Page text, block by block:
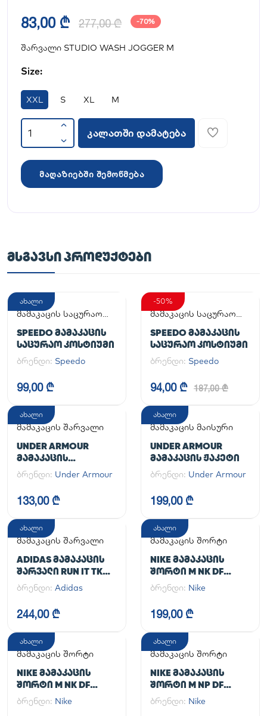
83,00 ₾ 277,00 ₾ -70%
შარვალი STUDIO WASH JOGGER M
Size:
XXL S XL M
კალათში დამატება
მაღაზიებში შემოწმება
ᲛᲡᲒᲐᲕᲡᲘ ᲞᲠᲝᲓᲣᲥᲢᲔᲑᲘ
ახალი
მამაკაცის საცურაო
SPEEDO ᲛᲐᲛᲐᲙᲐᲪᲘᲡ
ᲡᲐᲪᲣᲠᲐᲝ ᲙᲝᲡᲢᲘᲣᲛᲘ
ბრენდი: Speedo
99,00 ₾
-50%
მამაკაცის საცურაო
SPEEDO ᲛᲐᲛᲐᲙᲐᲪᲘᲡ
ᲡᲐᲪᲣᲠᲐᲝ ᲙᲝᲡᲢᲘᲣᲛᲘ
ბრენდი: Speedo
94,00 ₾ 187,00 ₾
ახალი
მამაკაცის შარვალი
UNDER ARMOUR
ᲛᲐᲛᲐᲙᲐᲪᲘᲡ
ᲡᲞᲝᲠᲢᲣᲚᲘ ᲨᲐᲠᲕᲐᲚᲘ
UA CG ARMOUR
LEGGINGS
ბრენდი: Under Armour
133,00 ₾
ახალი
მამაკაცის მაისური
UNDER ARMOUR
ᲛᲐᲛᲐᲙᲐᲪᲘᲡ ᲟᲐᲙᲔᲢᲘ
ბრენდი: Under Armour
199,00 ₾
ახალი
მამაკაცის შარვალი
ADIDAS ᲛᲐᲛᲐᲙᲐᲪᲘᲡ
ᲨᲐᲠᲕᲐᲚᲘ RUN IT TKO
PANT
ბრენდი: Adidas
244,00 ₾
ახალი
მამაკაცის შორტი
NIKE ᲛᲐᲛᲐᲙᲐᲪᲘᲡ
ᲨᲝᲠᲢᲘ M NK DF
UNLIMITED WVN 7IN
ბრენდი: Nike
199,00 ₾
ახალი
მამაკაცის შორტი
NIKE ᲛᲐᲛᲐᲙᲐᲪᲘᲡ
ᲨᲝᲠᲢᲘ M NK DF
UNLIMITED WVN 7IN
2IN1
ბრენდი: Nike
ახალი
მამაკაცის შორტი
NIKE ᲛᲐᲛᲐᲙᲐᲪᲘᲡ
ᲨᲝᲠᲢᲘ M NP DF
LONG SHORT
ბრენდი: Nike